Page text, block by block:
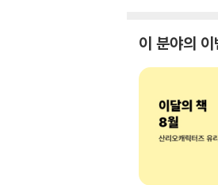
이 분야의 이